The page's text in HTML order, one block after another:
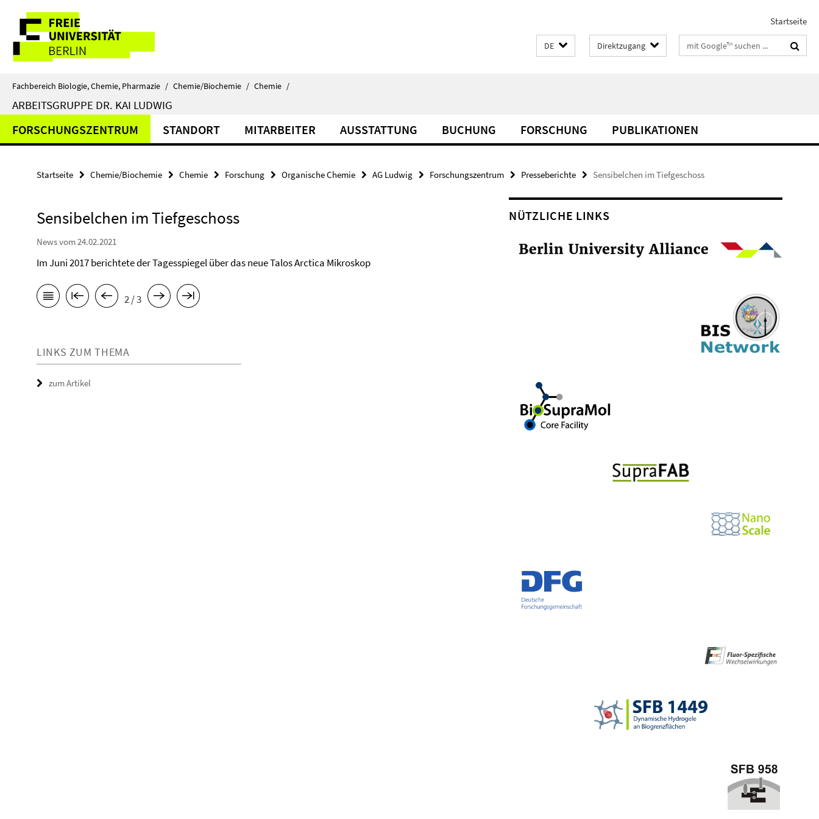
direkt
Inhalt
Service-
Navigation
Startseite
DE Direktzugang Suchbegriffe
Fachbereich Biologie, Chemie, Pharmazie / Chemie/Biochemie / Chemie /
ARBEITSGRUPPE DR. KAI LUDWIG
FORSCHUNGSZENTRUM STANDORT MITARBEITER AUSSTATTUNG BUCHUNG FORSCHUNG PUBLIKATIONEN
Startseite Chemie/Biochemie Chemie Forschung Organische Chemie AG Ludwig Forschungszentrum Presseberichte Sensibelchen im Tiefgeschoss
Sensibelchen im Tiefgeschoss
News vom 24.02.2021
Im Juni 2017 berichtete der Tagesspiegel über das neue Talos Arctica Mikroskop
2 / 3
LINKS ZUM THEMA
zum Artikel
NÜTZLICHE LINKS